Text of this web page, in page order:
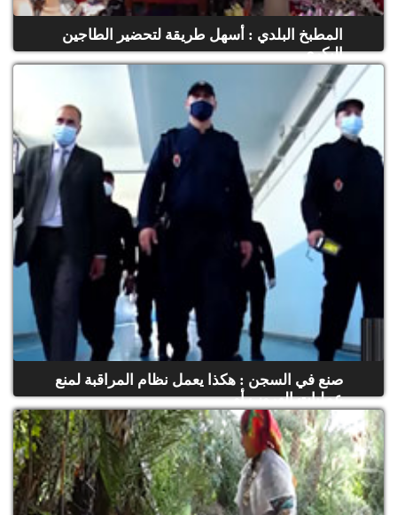
المطبخ البلدي : أسهل طريقة لتحضير الطاجين
البكري
(حلقة كاملة)
صنع في السجن : هكذا يعمل نظام المراقبة لمنع
عمليات الهروب أو...
(حلقة كاملة)